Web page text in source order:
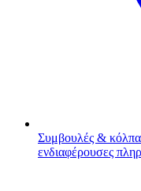
Συμβουλές & κόλπα
ενδιαφέρουσες